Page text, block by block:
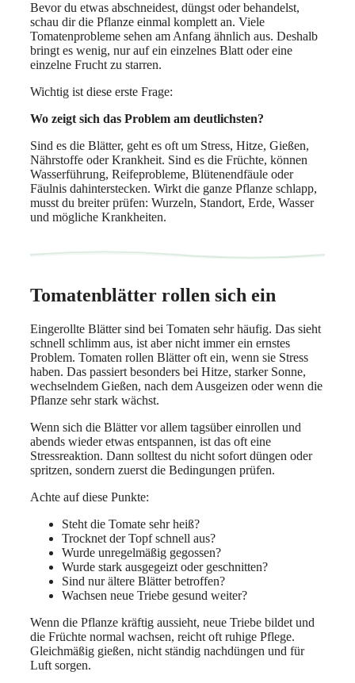
Bevor du etwas abschneidest, düngst oder behandelst,
schau dir die Pflanze einmal komplett an. Viele
Tomatenprobleme sehen am Anfang ähnlich aus. Deshalb
bringt es wenig, nur auf ein einzelnes Blatt oder eine
einzelne Frucht zu starren.
Wichtig ist diese erste Frage:
Wo zeigt sich das Problem am deutlichsten?
Sind es die Blätter, geht es oft um Stress, Hitze, Gießen,
Nährstoffe oder Krankheit. Sind es die Früchte, können
Wasserführung, Reifeprobleme, Blütenendfäule oder
Fäulnis dahinterstecken. Wirkt die ganze Pflanze schlapp,
musst du breiter prüfen: Wurzeln, Standort, Erde, Wasser
und mögliche Krankheiten.
Tomatenblätter rollen sich ein
Eingerollte Blätter sind bei Tomaten sehr häufig. Das sieht
schnell schlimm aus, ist aber nicht immer ein ernstes
Problem. Tomaten rollen Blätter oft ein, wenn sie Stress
haben. Das passiert besonders bei Hitze, starker Sonne,
wechselndem Gießen, nach dem Ausgeizen oder wenn die
Pflanze sehr stark wächst.
Wenn sich die Blätter vor allem tagsüber einrollen und
abends wieder etwas entspannen, ist das oft eine
Stressreaktion. Dann solltest du nicht sofort düngen oder
spritzen, sondern zuerst die Bedingungen prüfen.
Achte auf diese Punkte:
Steht die Tomate sehr heiß?
Trocknet der Topf schnell aus?
Wurde unregelmäßig gegossen?
Wurde stark ausgegeizt oder geschnitten?
Sind nur ältere Blätter betroffen?
Wachsen neue Triebe gesund weiter?
Wenn die Pflanze kräftig aussieht, neue Triebe bildet und
die Früchte normal wachsen, reicht oft ruhige Pflege.
Gleichmäßig gießen, nicht ständig nachdüngen und für
Luft sorgen.